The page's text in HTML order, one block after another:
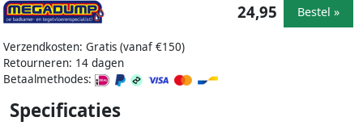
Verzendkosten: Gratis (vanaf €150)
Retourneren: 14 dagen
Betaalmethodes:
24,95 Bestel »
Specificaties